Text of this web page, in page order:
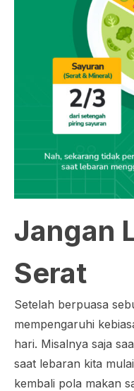
Jangan
Serat
Setelah berpuasa
mempengaruhi
hari. Misalnya saja
saat lebaran kita
kembali pola makan